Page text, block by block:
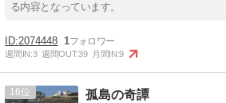
る内容となっています。
2074448 1
週間IN:3 週間OUT:39 月間IN:9
16 孤島の奇譚